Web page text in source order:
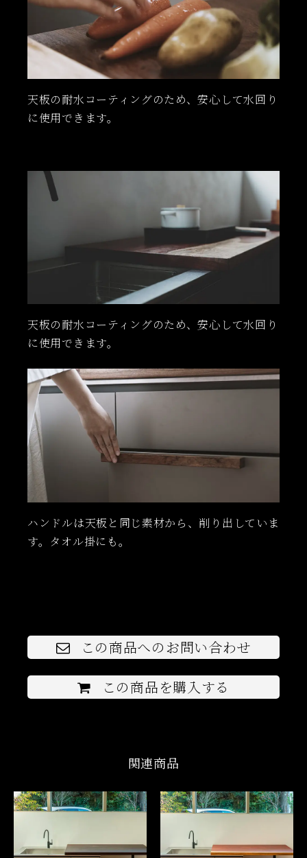
天板の耐水コーティングのため、安心して水回り
に使用できます。
天板の耐水コーティングのため、安心して水回り
に使用できます。
ハンドルは天板と同じ素材から、削り出していま
す。タオル掛にも。
この商品へのお問い合わせ
この商品を購入する
関連商品